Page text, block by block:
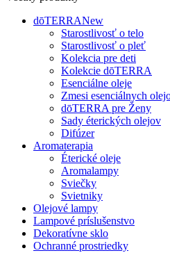
dōTERRANew
Starostlivosť o telo
Starostlivosť o pleť
Kolekcia pre deti
Kolekcie dōTERRA
Esenciálne oleje
Zmesi esenciálnych
dōTERRA pre Ženy
Sady éterických olejov
Difúzer
Aromaterapia
Éterické oleje
Aromalampy
Sviečky
Svietniky
Olejové lampy
Lampové príslušenstvo
Dekoratívne sklo
Ochranné prostriedky